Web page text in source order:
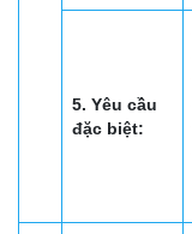
5. Yêu cầu
đặc biệt: